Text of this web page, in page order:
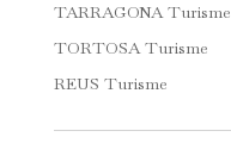
TARRAGONA Turisme
TORTOSA Turisme
REUS Turisme